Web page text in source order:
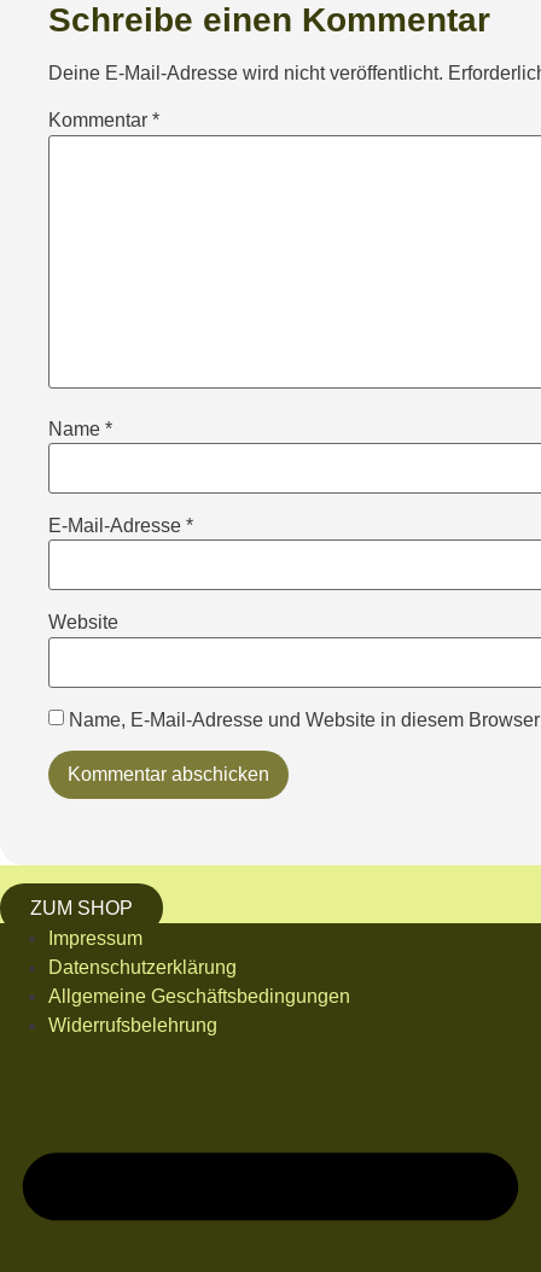
Schreibe einen Kommentar
Deine E-Mail-Adresse wird nicht veröffentlicht.
Kommentar *
Name *
E-Mail-Adresse *
Website
Name, E-Mail-Adresse und Website in diesem
ZUM SHOP
Impressum
Datenschutzerklärung
Allgemeine Geschäftsbedingungen
Widerrufsbelehrung